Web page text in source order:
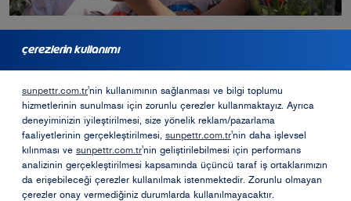
çerezlerin kullanımı
sunpettr.com.tr'nin kullanımının sağlanması ve bilgi toplumu
hizmetlerinin sunulması için zorunlu çerezler kullanmaktayız. Ayrıca
deneyiminizin iyileştirilmesi, size yönelik reklam/pazarlama
faaliyetlerinin gerçekleştirilmesi, sunpettr.com.tr'nin daha işlevsel
kılınması ve sunpettr.com.tr'nin geliştirilebilmesi için performans
analizinin gerçekleştirilmesi kapsamında üçüncü taraf iş ortaklarımızın
da erişebileceği çerezler kullanılmak istenmektedir. Zorunlu olmayan
çerezler onay vermediğiniz durumlarda kullanılmayacaktır.
Bayilik Formu
Opet Sosyal Sorumluk Projeleri